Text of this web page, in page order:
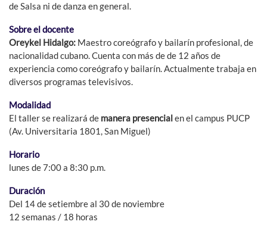
de Salsa ni de danza en general.
Sobre el docente
Oreykel Hidalgo: Maestro coreógrafo y bailarín profesional, de
nacionalidad cubano. Cuenta con más de de 12 años de
experiencia como coreógrafo y bailarín. Actualmente trabaja en
diversos programas televisivos.
Modalidad
El taller se realizará de manera presencialen el campus PUCP
(Av. Universitaria 1801, San Miguel)
Horario
lunes de 7:00 a 8:30 p.m.
Duración
Del 14 de setiembre al 30 de noviembre
12 semanas / 18 horas